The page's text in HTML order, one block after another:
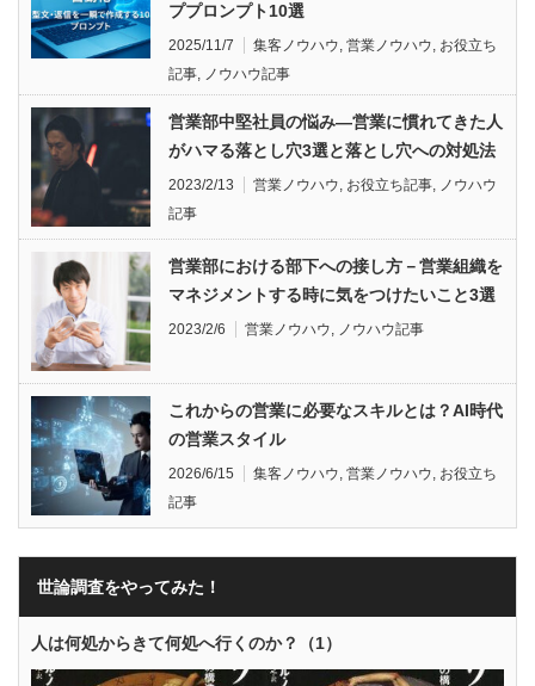
ププロンプト10選
2025/11/7 集客ノウハウ, 営業ノウハウ, お役立ち
記事, ノウハウ記事
営業部中堅社員の悩み―営業に慣れてきた人
がハマる落とし穴3選と落とし穴への対処法
2023/2/13 営業ノウハウ, お役立ち記事, ノウハウ
記事
営業部における部下への接し方－営業組織を
マネジメントする時に気をつけたいこと3選
2023/2/6 営業ノウハウ, ノウハウ記事
これからの営業に必要なスキルとは？AI時代
の営業スタイル
2026/6/15 集客ノウハウ, 営業ノウハウ, お役立ち
記事
世論調査をやってみた！
人は何処からきて何処へ行くのか？（1）